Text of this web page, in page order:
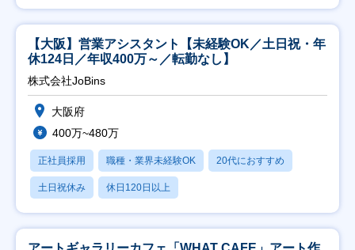
【大阪】営業アシスタント【未経験OK／土日祝・年
休124日／年収400万～／転勤なし】
株式会社JoBins
大阪府
400万~480万
正社員採用 職種・業界未経験OK 20代におすすめ
土日祝休み 休日120日以上